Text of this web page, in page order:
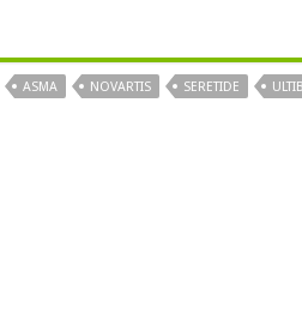
ASMA NOVARTIS SERETIDE